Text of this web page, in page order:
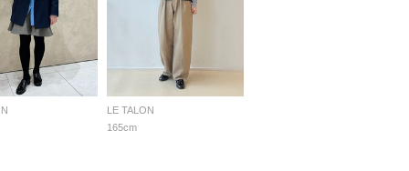
LE TALON
165cm